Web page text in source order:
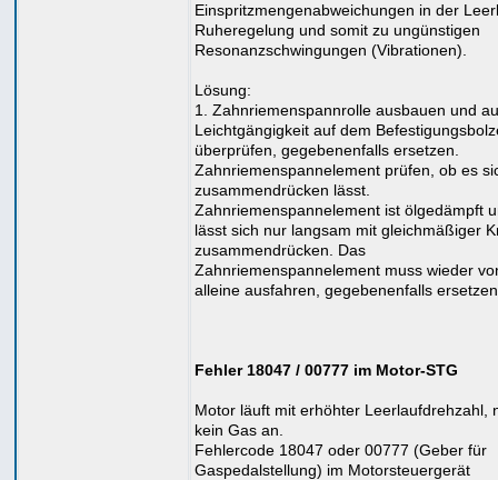
Einspritzmengenabweichungen in der
Ruheregelung und somit zu ungünstigen
Resonanzschwingungen (Vibrationen).
Lösung:
1. Zahnriemenspannrolle ausbauen und
Leichtgängigkeit auf dem
überprüfen, gegebenenfalls ersetzen.
Zahnriemenspannelement prüfen, ob es
zusammendrücken lässt.
Zahnriemenspannelement ist ölgedämpft
lässt sich nur langsam mit gleichmäßiger
zusammendrücken. Das
Zahnriemenspannelement muss wieder
alleine ausfahren, gegebenenfalls
Fehler 18047 / 00777 im Motor-STG
Motor läuft mit erhöhter Leerlaufdrehzahl,
kein Gas an.
Fehlercode 18047 oder 00777 (Geber für
Gaspedalstellung) im Motorsteuergerät